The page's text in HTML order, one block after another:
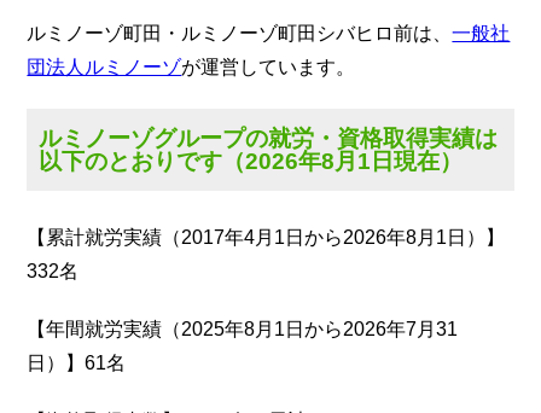
ルミノーゾ町田・ルミノーゾ町田シバヒロ前は、一般社
団法人ルミノーゾが運営しています。
ルミノーゾグループの就労・資格取得実績は
以下のとおりです（2026年8月1日現在）
【累計就労実績（2017年4月1日から2026年8月1日）】
332名
【年間就労実績（2025年8月1日から2026年7月31
日）】61名